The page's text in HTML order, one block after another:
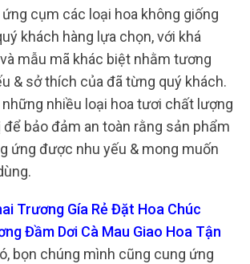
cụm các loại hoa không giống
khách hàng lựa chọn, với khá
mẫu mã khác biệt nhằm tương
& sở thích của đã từng quý khách.
nhiều loại hoa tươi chất lượng
bảo đảm an toàn rằng sản phẩm
ứng được nhu yếu & mong muốn
Trương Gía Rẻ Đặt Hoa Chúc
Đầm Dơi Cà Mau Giao Hoa Tận
bọn chúng mình cũng cung ứng